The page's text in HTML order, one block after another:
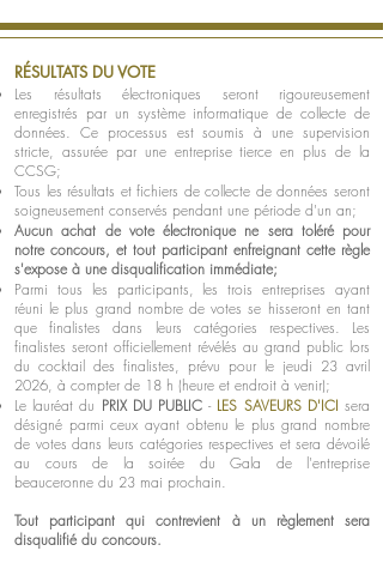
RÉSULTATS DU VOTE
Les résultats électroniques seront rigoureusement
enregistrés par un système informatique de collecte de
données. Ce processus est soumis à une supervision
stricte, assurée par une entreprise tierce en plus de la
CCSG;
Tous les résultats et fichiers de collecte de données seront
soigneusement conservés pendant une période d'un an;
Aucun achat de vote électronique ne sera toléré pour
notre concours, et tout participant enfreignant cette règle
s'expose à une disqualification immédiate;
Parmi tous les participants, les trois entreprises ayant
réuni le plus grand nombre de votes se hisseront en tant
que finalistes dans leurs catégories respectives. Les
finalistes seront officiellement révélés au grand public lors
du cocktail des finalistes, prévu pour le jeudi 23 avril
2026, à compter de 18 h (heure et endroit à venir);
Le lauréat du PRIX DU PUBLIC - LES SAVEURS D'ICIsera
désigné parmi ceux ayant obtenu le plus grand nombre
de votes dans leurs catégories respectives et sera dévoilé
au cours de la soirée du Gala de l'entreprise
beauceronne du 23 mai prochain.
Tout participant qui contrevient à un règlement sera
disqualifié du concours.